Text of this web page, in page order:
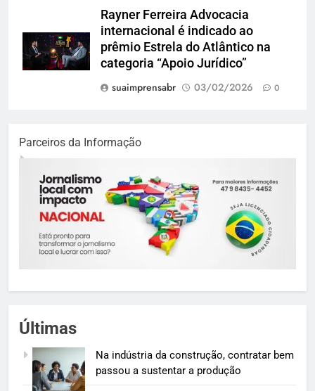
Rayner Ferreira Advocacia
internacional é indicado ao
prêmio Estrela do Atlântico na
categoria “Apoio Jurídico”
suaimprensabr
03/02/2026 0
Parceiros da Informação
Últimas
Na indústria da construção, contratar bem
passou a sustentar a produção